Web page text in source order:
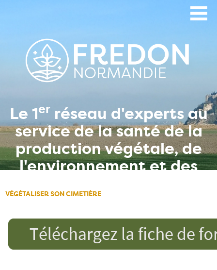
Le 1erréseau d'experts au
service de la santé de la
production végétale, de
l'environnement et des
VÉGÉTALISER SON CIMETIÈRE